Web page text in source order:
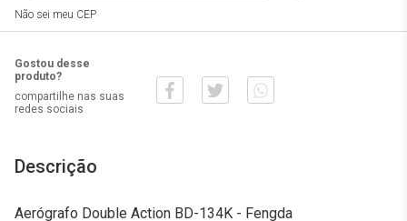
Não sei meu CEP
Gostou desse
produto?
compartilhe nas suas
redes sociais
Descrição
Aerógrafo Double Action BD-134K - Fengda